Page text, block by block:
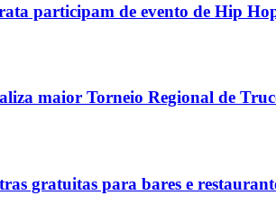
participam de evento de Hip
maior Torneio Regional de
gratuitas para bares e